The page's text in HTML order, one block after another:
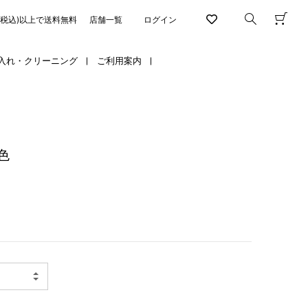
ログイン
込)以上で送料無料 店舗一覧
れ・クリーニング ご利用案内